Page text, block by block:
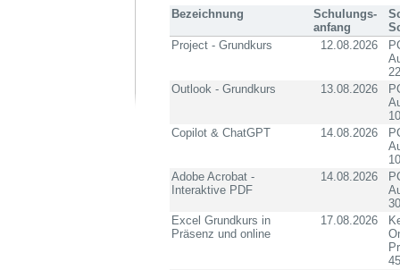
Bezeichnung
Schulungs-
anfang
Project - Grundkurs
12.08.2026
Outlook - Grundkurs
13.08.2026
Copilot & ChatGPT
14.08.2026
Adobe Acrobat -
Interaktive PDF
14.08.2026
Excel Grundkurs in
Präsenz und online
17.08.2026